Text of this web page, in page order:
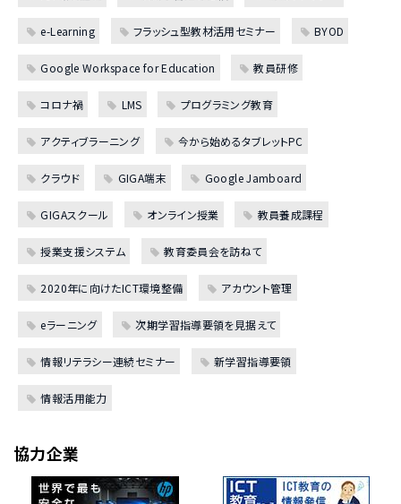
e-Learning フラッシュ型教材活用セミナー BYOD
Google Workspace for Education 教員研修
コロナ禍 LMS プログラミング教育
アクティブラーニング 今から始めるタブレットPC
クラウド GIGA端末 Google Jamboard
GIGAスクール オンライン授業 教員養成課程
授業支援システム 教育委員会を訪ねて
2020年に向けたICT環境整備 アカウント管理
eラーニング 次期学習指導要領を見据えて
情報リテラシー連続セミナー 新学習指導要領
情報活用能力
協力企業